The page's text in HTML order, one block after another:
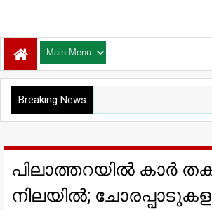
Breaking News
പിലാത്തറയിൽ കാർ
നിലയിൽ;